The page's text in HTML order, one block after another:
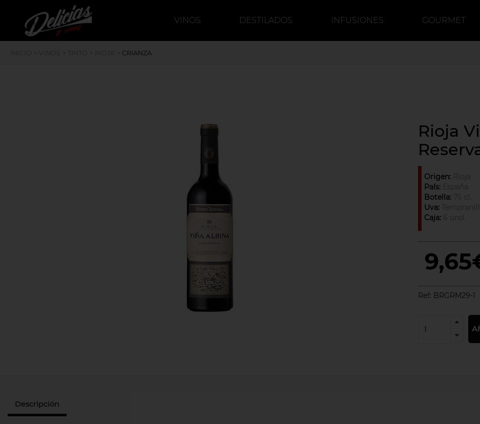
deliciasyvinos
VINOS DESTILADOS INFUSIONES
GOURMET
CRIANZA
Rioja
Origen:
País:
Botella:
Uva:
Caja:
Ref: BRGRM29-1
Descripción